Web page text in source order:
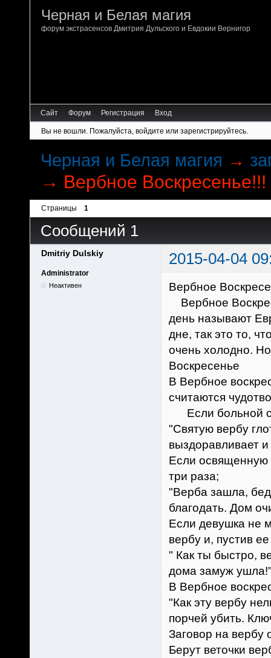
Черная и Белая магия
форум экстрасенсов Дмитрия Дульского и Евдокии Вернигор
Сайт Форум Регистрация Вход
Вы не вошли. Пожалуйста, войдите или зарегистрируйтесь.
Черная и Белая магия →
→ Вербное Воскресенье!!!
Страницы 1
Сообщений 1
Dmitriy Dulskiy 2015-04-04
Administrator
Неактивен
Вербное
Вербное
день называют
дне, так это то,
очень холодно.
Воскресенье
В Вербное
считаются
Если больной
"Святую вербу
выздоравливает
Если освященную
три раза;
"Верба зашла,
благодать. Дом
Если девушка не
вербу и, пустив
" Как ты быстро,
дома замуж
В Вербное
"Как эту вербу
порчей убить.
Заговор на вербу
Берут веточки